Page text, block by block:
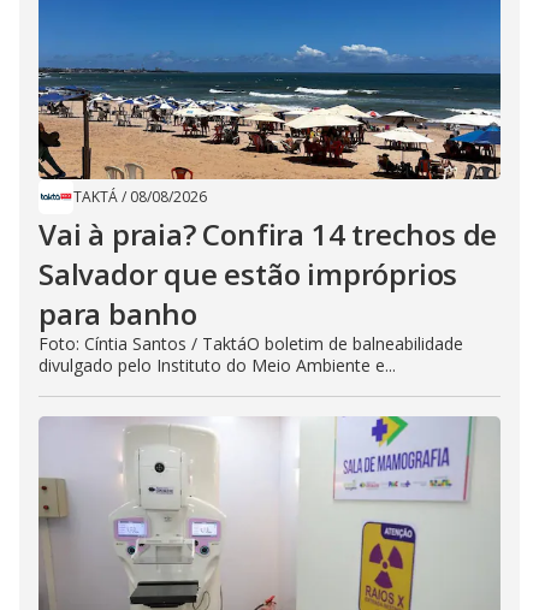
TAKTÁ/ 08/08/2026
Vai à praia? Confira 14 trechos de
Salvador que estão impróprios
para banho
Foto: Cíntia Santos / TaktáO boletim de balneabilidade
divulgado pelo Instituto do Meio Ambiente e...